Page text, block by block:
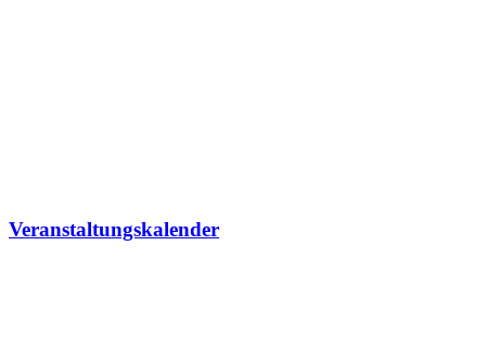
Veranstaltungskalender